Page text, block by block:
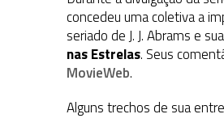
1 DE AGOSTO DE 2026 | ELENCO
31 DE JULHO DE 2026 | GRANDES
7 DE AGOSTO DE 2026 | GRANDES
concedeu uma coletiva a
seriado de J. J. Abrams e
nas Estrelas. Seus
MovieWeb.
Alguns trechos de sua